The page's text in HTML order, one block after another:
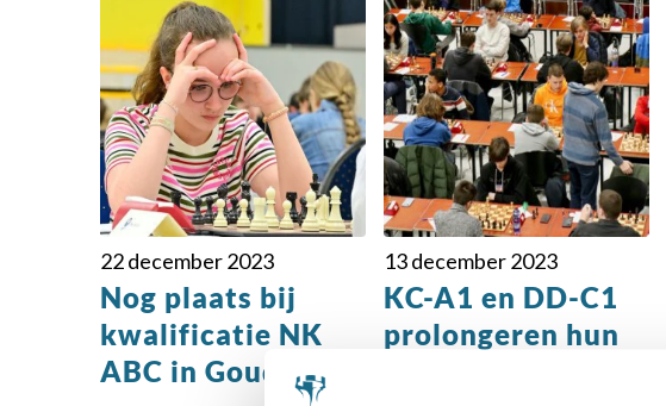
22 december 2023
Nog plaats bij
kwalificatie NK
ABC in Gouda
13 december 2023
KC-A1 en DD-C1
prolongeren hun